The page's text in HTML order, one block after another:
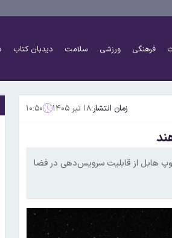
فرهنگی ورزشی سلامت دیدبان کتاب
زمان انتشار:۱۸ تیر ۱۴۰۵ ۱۰:۵۰
شده، قرار است مثل تلسکوپ هابل از قابلیت سرویس‌دهی در فضا